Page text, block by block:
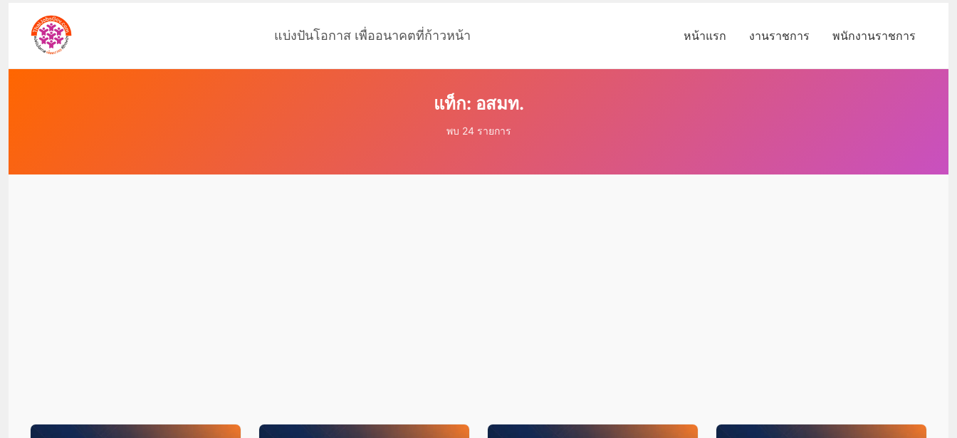
แบ่งปันโอกาส เพื่ออนาคตที่ก้าวหน้า หน้าแรก งานราชการ พนักงานราชการ
แท็ก: อสมท.
พบ 24 รายการ